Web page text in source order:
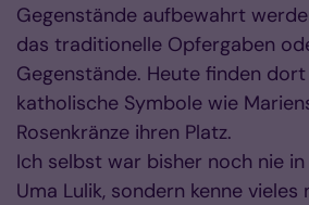
Gegenstände aufbewahrt
das traditionelle Opfergaben
Gegenstände. Heute finden dort
katholische Symbole wie
Rosenkränze ihren Platz.
Ich selbst war bisher noch nie
Uma Lulik, sondern kenne vieles